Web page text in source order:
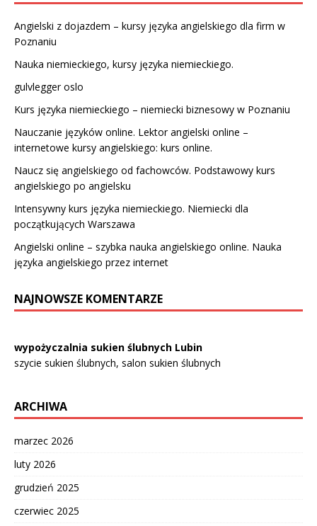
Angielski z dojazdem – kursy języka angielskiego dla firm w
Poznaniu
Nauka niemieckiego, kursy języka niemieckiego.
gulvlegger oslo
Kurs języka niemieckiego – niemiecki biznesowy w Poznaniu
Nauczanie języków online. Lektor angielski online –
internetowe kursy angielskiego: kurs online.
Naucz się angielskiego od fachowców. Podstawowy kurs
angielskiego po angielsku
Intensywny kurs języka niemieckiego. Niemiecki dla
początkujących Warszawa
Angielski online – szybka nauka angielskiego online. Nauka
języka angielskiego przez internet
NAJNOWSZE KOMENTARZE
wypożyczalnia sukien ślubnych Lubin
szycie sukien ślubnych, salon sukien ślubnych
ARCHIWA
marzec 2026
luty 2026
grudzień 2025
czerwiec 2025